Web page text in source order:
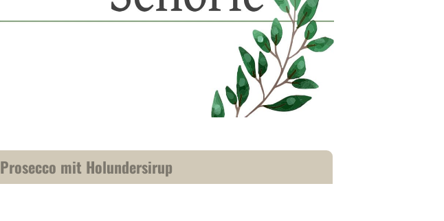
Prosecco mit Holundersirup